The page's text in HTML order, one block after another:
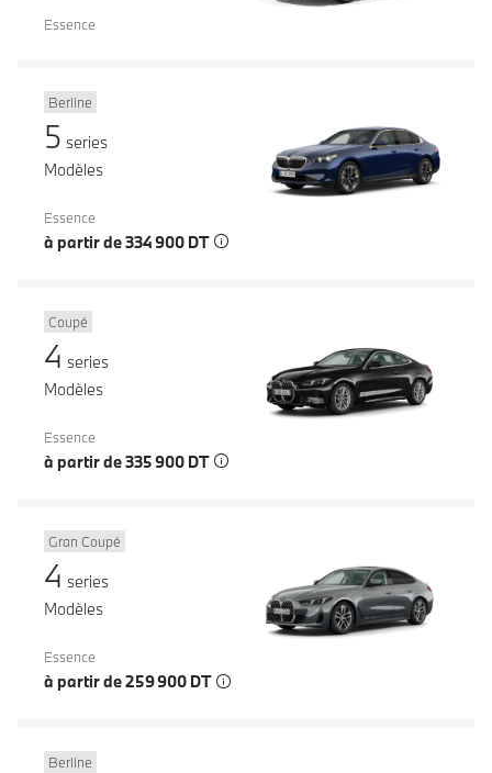
Essence
Berline
5 series
Modèles
Essence
à partir de 334 900 DT
Coupé
4 series
Modèles
Essence
à partir de 335 900 DT
Gran Coupé
4 series
Modèles
Essence
à partir de 259 900 DT
Berline